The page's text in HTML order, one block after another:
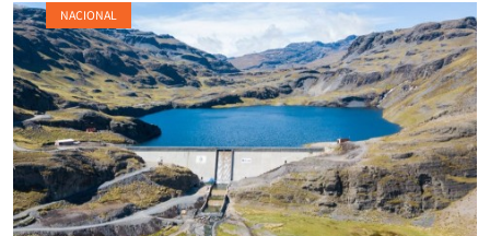
NACIONAL